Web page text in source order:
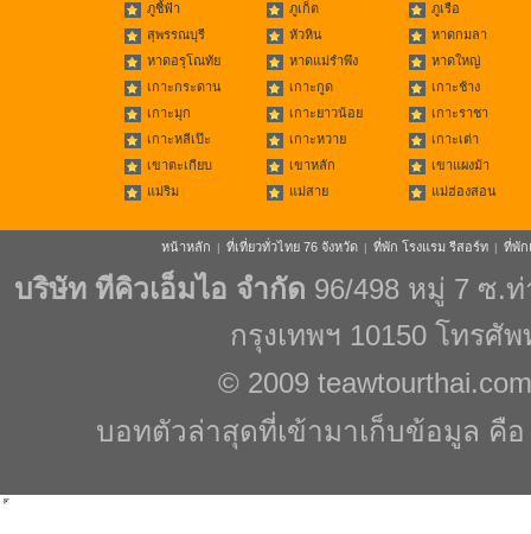
ภูชี้ฟ้า
ภูเก็ต
ภูเรือ
สุพรรณบุรี
หัวหิน
หาดกมลา
หาดอรุโณทัย
หาดแม่รำพึง
หาดใหญ่
เกาะกระดาน
เกาะกูด
เกาะช้าง
เกาะมุก
เกาะยาวน้อย
เกาะราชา
เกาะหลีเป๊ะ
เกาะหวาย
เกาะเต่า
เขาตะเกียบ
เขาหลัก
เขาแผงม้า
แม่ริม
แม่สาย แม่ฮ่องสอน
หน้าหลัก | ที่เที่ยวทั่วไทย 76 จังหวัด | ที่พัก โรงแรม รีสอร์ท | ที่พัก
บริษัท ทีคิวเอ็มไอ จำกัด 96/498 หมู่ 7 ซ.
กรุงเทพฯ 10150 โทรศั
© 2009 teawtourthai.com
บอทตัวล่าสุดที่เข้ามาเก็บข้อมูล คือ